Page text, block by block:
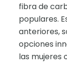
fibra de
populares.
anteriores,
opciones
las mujeres